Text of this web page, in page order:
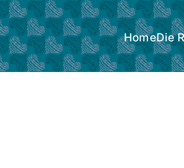
HomeDie